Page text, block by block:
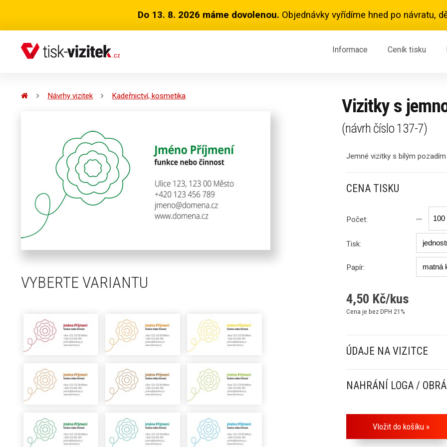
Do 13. 8. 2026 máme dovolenou. Objednávky vyřídíme hned po návratu,
Informace Ceník tisku
Návrhy vizitek Kadeřnictví, kosmetika
VYBERTE VARIANTU
Vizitky s
(návrh číslo137-7)
Jemné vizitky s bílým
CENA TISKU
Počet:
Tisk:
Papír:
4,50 Kč/kus
Cena je bez DPH 21%
ÚDAJE NA VIZITCE
NAHRÁNÍ LOGA /